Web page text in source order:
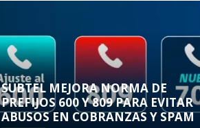
SUBTEL MEJORA NORMA DE
PREFIJOS 600 Y 809 PARA EVITAR
ABUSOS EN COBRANZAS Y SPAM